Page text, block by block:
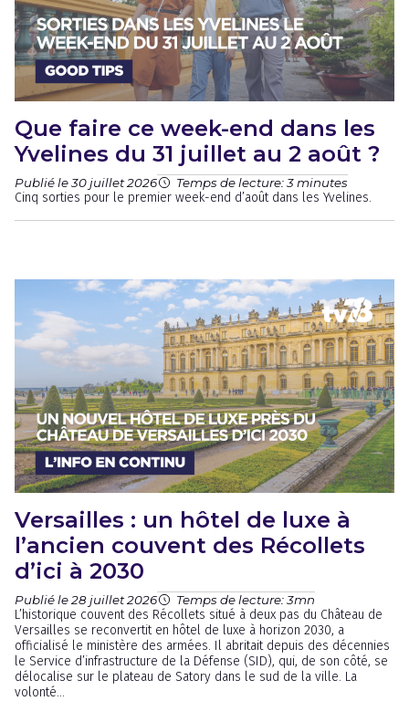
Que faire ce week-end dans les
Yvelines du 31 juillet au 2 août ?
Publié le 30 juillet 2026 Temps de lecture: 3 minutes
Cinq sorties pour le premier week-end d’août dans les Yvelines.
Versailles : un hôtel de luxe à
l’ancien couvent des Récollets
d’ici à 2030
Publié le 28 juillet 2026 Temps de lecture: 3mn
L’historique couvent des Récollets situé à deux pas du Château de
Versailles se reconvertit en hôtel de luxe à horizon 2030, a
officialisé le ministère des armées. Il abritait depuis des décennies
le Service d’infrastructure de la Défense (SID), qui, de son côté, se
délocalise sur le plateau de Satory dans le sud de la ville. La
volonté...